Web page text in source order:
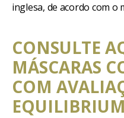
inglesa, de acordo com o
CONSULTE
MÁSCARAS
COM